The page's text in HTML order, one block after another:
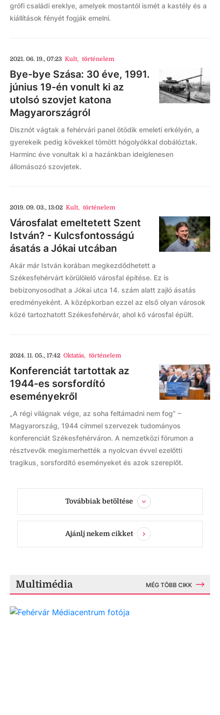
grófi családi ereklye, amelyek mostantól ismét a kastély és a
kiállítások fényét fogják emelni.
2021. 06. 19., 07:23 Kult, történelem
Bye-bye Szása: 30 éve, 1991.
június 19-én vonult ki az
utolsó szovjet katona
Magyarországról
Disznót vágtak a fehérvári panel ötödik emeleti erkélyén, a
gyerekeik pedig kövekkel tömött hógolyókkal dobálóztak.
Harminc éve vonultak ki a hazánkban ideiglenesen
állomásozó szovjetek.
2019. 09. 03., 13:02 Kult, történelem
Városfalat emeltetett Szent
István? - Kulcsfontosságú
ásatás a Jókai utcában
Akár már István korában megkezdődhetett a
Székesfehérvárt körülölelő városfal építése. Ez is
bebizonyosodhat a Jókai utca 14. szám alatt zajló ásatás
eredményeként. A középkorban ezzel az első olyan városok
közé tartozhatott Székesfehérvár, ahol kő városfal épült.
2024. 11. 05., 17:42 Oktatás, történelem
Konferenciát tartottak az
1944-es sorsfordító
eseményekről
„A régi világnak vége, az soha feltámadni nem fog” –
Magyarország, 1944 címmel szervezek tudományos
konferenciát Székesfehérváron. A nemzetközi fórumon a
résztvevők megismerhették a nyolcvan évvel ezelőtti
tragikus, sorsfordító eseményeket és azok szereplőt.
Továbbiak betöltése
Ajánlj nekem cikket
Multimédia MÉG TÖBB CIKK